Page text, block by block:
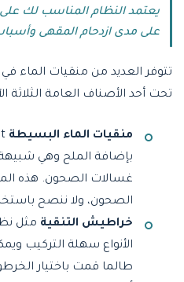
يعتمد النظام المناسب لك على
على مدى ازدحام المقهى
تتوفر العديد من منقيات الماء
تحت أحد الأصناف العامة الثلاثة
منقيات الماء البسيطة
بإضافة الملح وهي
غسالات الصحون. هذه
الصحون، ولا ننصح
خراطيش التنقية مثل
الأنواع سهلة التركيب
طالما قمت باختيار